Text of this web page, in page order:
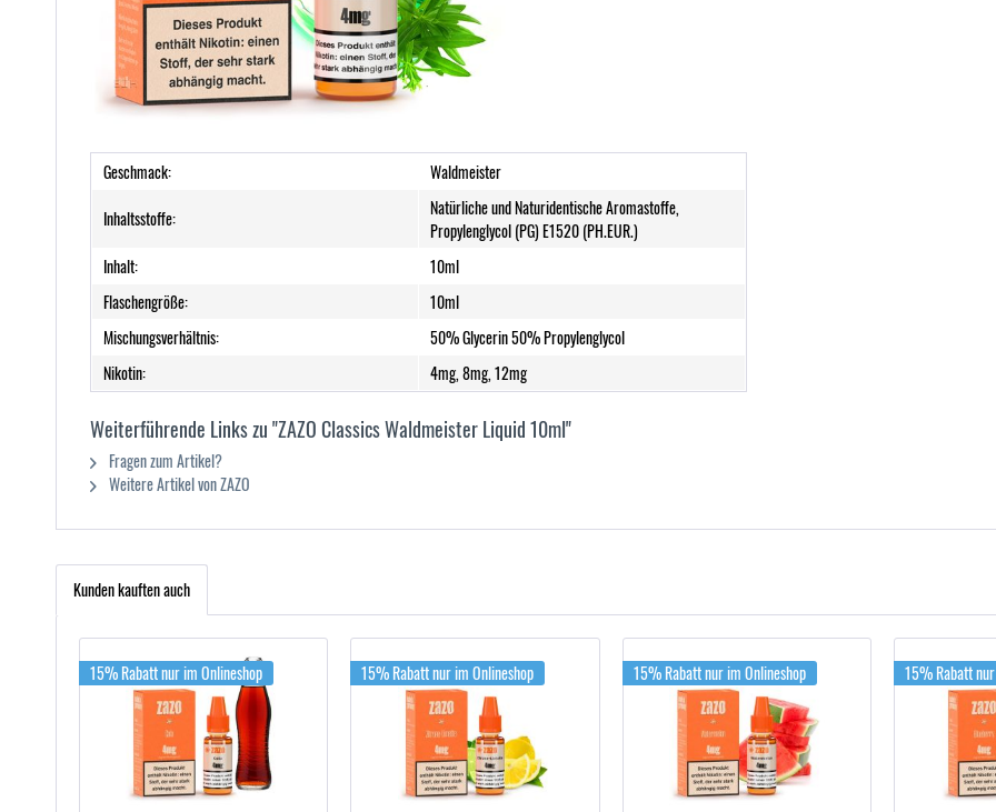
Geschmack:
Waldmeister
Inhaltsstoffe:
Natürliche und Naturidentische Aromastoffe,
Propylenglycol (PG) E1520 (PH.EUR.)
Inhalt:
10ml
Flaschengröße:
10ml
Mischungsverhältnis:
50% Glycerin 50% Propylenglycol
Nikotin:
4mg, 8mg, 12mg
Weiterführende Links zu "ZAZO Classics Waldmeister Liquid 10ml"
Fragen zum Artikel?
Weitere Artikel von ZAZO
Kunden kauften auch
15% Rabatt nur im Onlineshop 15% Rabatt nur im Onlineshop 15% Rabatt nur im Onlineshop 15% Rabatt